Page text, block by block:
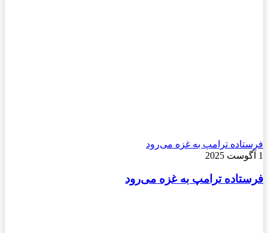
فرستاده ترامپ به غزه می‌رود
1 آگوست 2025
فرستاده ترامپ به غزه می‌رود